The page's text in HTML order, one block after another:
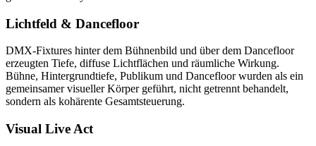
Lichtfeld & Dancefloor
DMX-Fixtures hinter dem Bühnenbild und über dem Dancefloor
erzeugten Tiefe, diffuse Lichtflächen und räumliche Wirkung.
Bühne, Hintergrundtiefe, Publikum und Dancefloor wurden als ein
gemeinsamer visueller Körper geführt, nicht getrennt behandelt,
sondern als kohärente Gesamtsteuerung.
Visual Live Act